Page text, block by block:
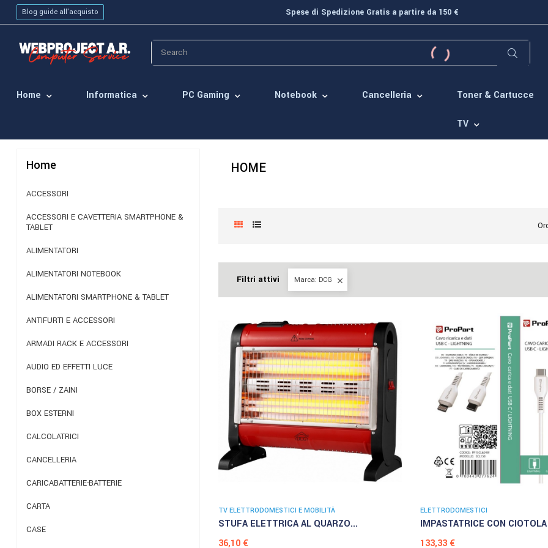
Blog guide all'acquisto Spese di Spedizione Gratis a partire da 150 €
Home Informatica PC Gaming Notebook Cancelleria Toner & Cartucce
TV
Home
ACCESSORI
ACCESSORI E CAVETTERIA SMARTPHONE &
TABLET
ALIMENTATORI
ALIMENTATORI NOTEBOOK
ALIMENTATORI SMARTPHONE & TABLET
ANTIFURTI E ACCESSORI
ARMADI RACK E ACCESSORI
AUDIO ED EFFETTI LUCE
BORSE / ZAINI
BOX ESTERNI
CALCOLATRICI
CANCELLERIA
CARICABATTERIE-BATTERIE
CARTA
CASE
HOME
Filtri attivi Marca: DCG 
TV ELETTRODOMESTICI E MOBILITÀ
STUFA ELETTRICA AL QUARZO...
Prezzo
36,10 €
ELETTRODOMESTICI
IMPASTATRICE CON
Prezzo
133,33 €